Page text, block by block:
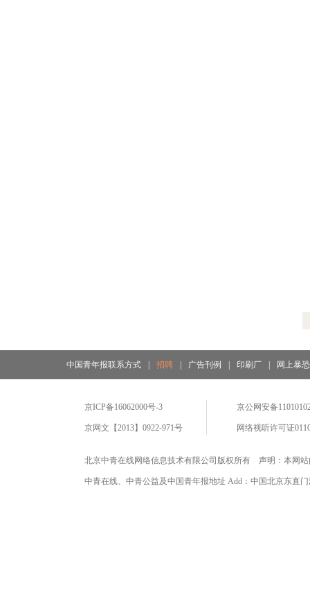
中国青年报联系方式 招聘 广告刊例 印刷厂 网上暴
京ICP备16062000号-3
京网文【2013】0922-971号
京公网安备
网络视听许可证
北京中青在线网络信息技术有限公司版权所有 声明：本网
中青在线、中青公益及中国青年报地址 Add：中国北京东直门